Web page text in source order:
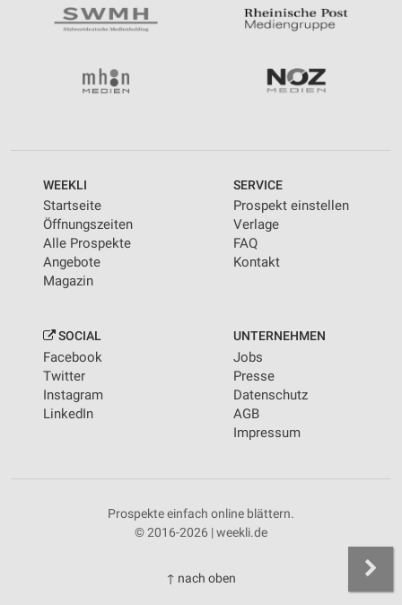
WEEKLI
Startseite
Öffnungszeiten
Alle Prospekte
Angebote
Magazin
SERVICE
Prospekt einstellen
Verlage
FAQ
Kontakt
SOCIAL
Facebook
Twitter
Instagram
LinkedIn
UNTERNEHMEN
Jobs
Presse
Datenschutz
AGB
Impressum
Prospekte einfach online blättern.
© 2016-2026 | weekli.de
↑ nach oben